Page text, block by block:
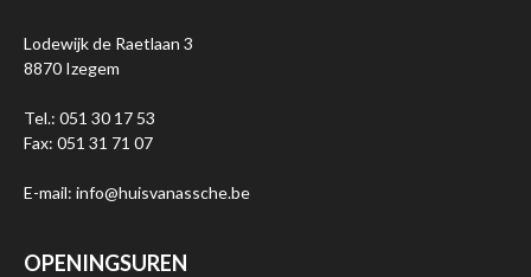
Lodewijk de Raetlaan 3
8870 Izegem
Tel.: 051 30 17 53
Fax: 051 31 71 07
E-mail: info@huisvanassche.be
OPENINGSUREN